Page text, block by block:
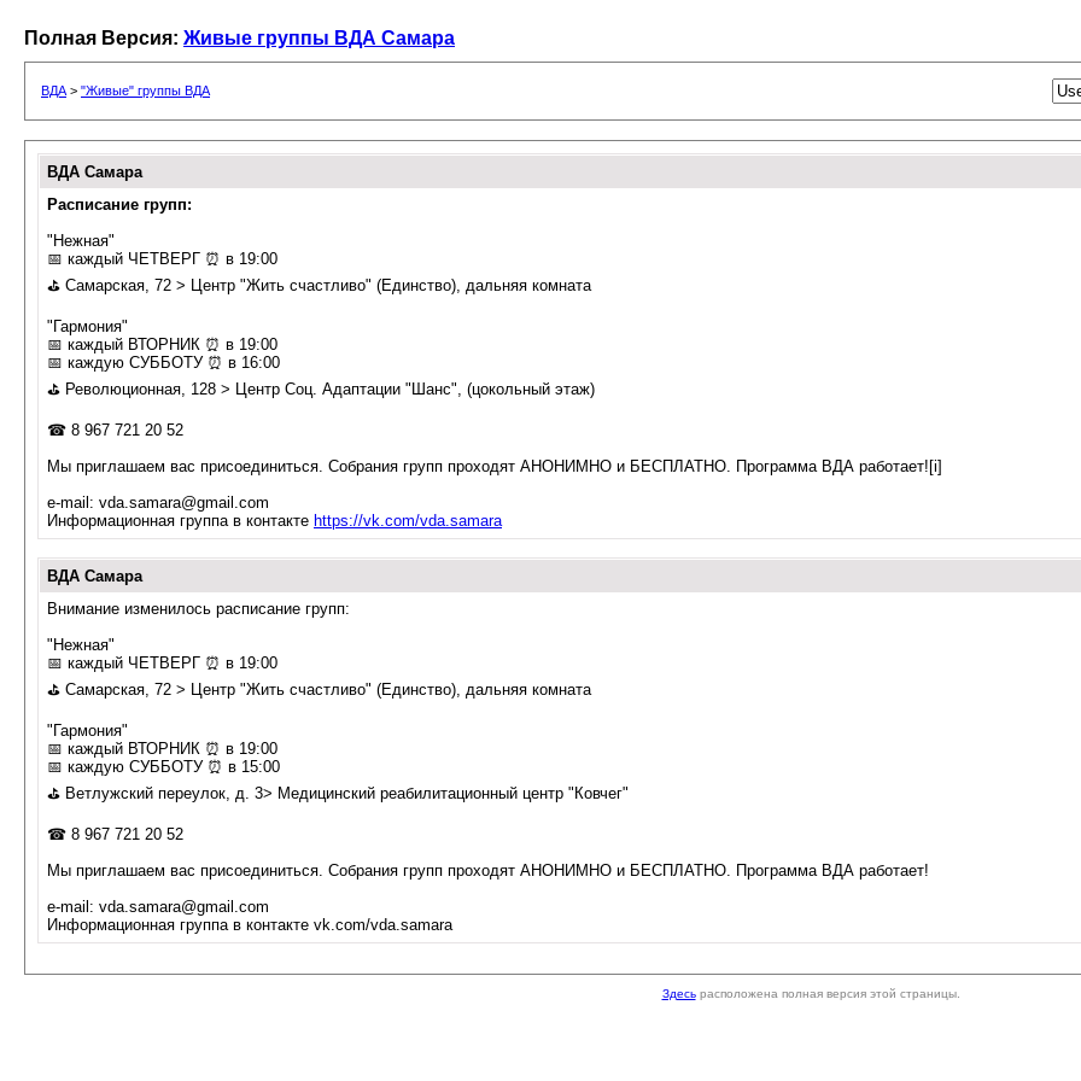
Полная Версия: Живые группы ВДА Самара
ВДА > "Живые" группы ВДА
ВДА Самара
Расписание групп:
"Нежная"
📅 каждый ЧЕТВЕРГ ⏰ в 19:00
⛳ Самарская, 72 > Центр "Жить счастливо" (Единство), дальняя комната
"Гармония"
📅 каждый ВТОРНИК ⏰ в 19:00
📅 каждую СУББОТУ ⏰ в 16:00
⛳ Революционная, 128 > Центр Соц. Адаптации "Шанс", (цокольный этаж)
☎ 8 967 721 20 52
Мы приглашаем вас присоединиться. Собрания групп проходят АНОНИМНО и БЕСПЛАТНО. Программа ВДА работает![i]
e-mail: vda.samara@gmail.com
Информационная группа в контакте https://vk.com/vda.samara
ВДА Самара
Внимание изменилось расписание групп:
"Нежная"
📅 каждый ЧЕТВЕРГ ⏰ в 19:00
⛳ Самарская, 72 > Центр "Жить счастливо" (Единство), дальняя комната
"Гармония"
📅 каждый ВТОРНИК ⏰ в 19:00
📅 каждую СУББОТУ ⏰ в 15:00
⛳ Ветлужский переулок, д. 3> Медицинский реабилитационный центр "Ковчег"
☎ 8 967 721 20 52
Мы приглашаем вас присоединиться. Собрания групп проходят АНОНИМНО и БЕСПЛАТНО. Программа ВДА работает!
e-mail: vda.samara@gmail.com
Информационная группа в контакте vk.com/vda.samara
Здесьрасположена полная версия этой страницы.